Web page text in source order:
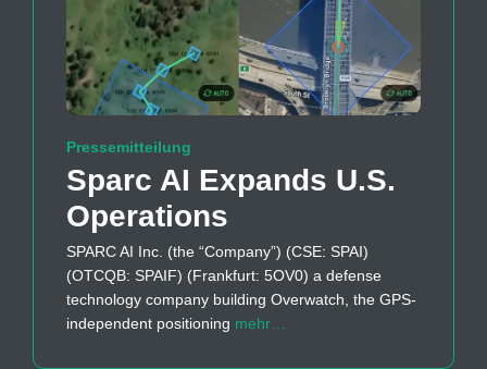
Pressemitteilung
Sparc AI Expands U.S.
Operations
SPARC AI Inc. (the “Company”) (CSE: SPAI)
(OTCQB: SPAIF) (Frankfurt: 5OV0) a defense
technology company building Overwatch, the GPS-
independent positioning mehr…